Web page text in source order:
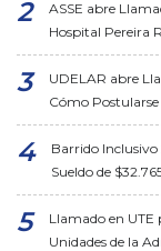
ASSE abre
Hospital Pereira
UDELAR abre
Cómo Postularse
Barrido
Sueldo de
Llamado en UTE
Unidades de la